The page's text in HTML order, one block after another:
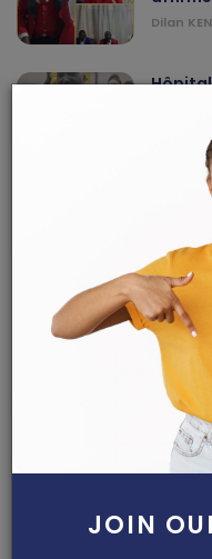
JOIN
Dilan
Marie
Dilan
ARTICLES RECOMMANDÉS